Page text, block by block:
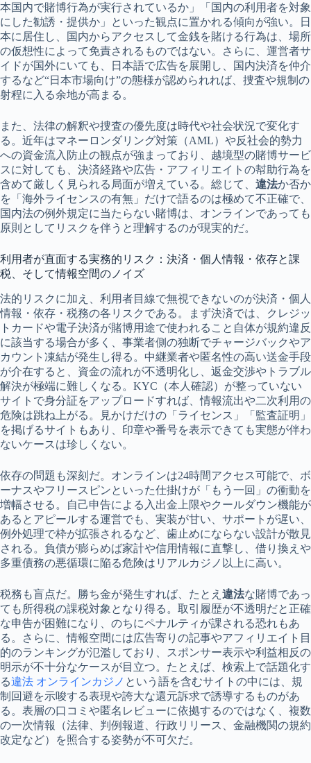
本国内で賭博行為が実行されているか」「国内の利用者を対象
にした勧誘・提供か」といった観点に置かれる傾向が強い。日
本に居住し、国内からアクセスして金銭を賭ける行為は、場所
の仮想性によって免責されるものではない。さらに、運営者サ
イドが国外にいても、日本語で広告を展開し、国内決済を仲介
するなど“日本市場向け”の態様が認められれば、捜査や規制の
射程に入る余地が高まる。
また、法律の解釈や捜査の優先度は時代や社会状況で変化す
る。近年はマネーロンダリング対策（AML）や反社会的勢力
への資金流入防止の観点が強まっており、越境型の賭博サービ
スに対しても、決済経路や広告・アフィリエイトの幇助行為を
含めて厳しく見られる局面が増えている。総じて、 違法か否か
を「海外ライセンスの有無」だけで語るのは極めて不正確で、
国内法の例外規定に当たらない賭博は、オンラインであっても
原則としてリスクを伴うと理解するのが現実的だ。
利用者が直面する実務的リスク：決済・個人情報・依存と課
税、そして情報空間のノイズ
法的リスクに加え、利用者目線で無視できないのが決済・個人
情報・依存・税務の各リスクである。まず決済では、クレジッ
トカードや電子決済が賭博用途で使われること自体が規約違反
に該当する場合が多く、事業者側の独断でチャージバックやア
カウント凍結が発生し得る。中継業者や匿名性の高い送金手段
が介在すると、資金の流れが不透明化し、返金交渉やトラブル
解決が極端に難しくなる。KYC（本人確認）が整っていない
サイトで身分証をアップロードすれば、情報流出や二次利用の
危険は跳ね上がる。見かけだけの「ライセンス」「監査証明」
を掲げるサイトもあり、印章や番号を表示できても実態が伴わ
ないケースは珍しくない。
依存の問題も深刻だ。オンラインは24時間アクセス可能で、ボ
ーナスやフリースピンといった仕掛けが「もう一回」の衝動を
増幅させる。自己申告による入出金上限やクールダウン機能が
あるとアピールする運営でも、実装が甘い、サポートが遅い、
例外処理で枠が拡張されるなど、歯止めにならない設計が散見
される。負債が膨らめば家計や信用情報に直撃し、借り換えや
多重債務の悪循環に陥る危険はリアルカジノ以上に高い。
税務も盲点だ。勝ち金が発生すれば、たとえ 違法な賭博であっ
ても所得税の課税対象となり得る。取引履歴が不透明だと正確
な申告が困難になり、のちにペナルティが課される恐れもあ
る。さらに、情報空間には広告寄りの記事やアフィリエイト目
的のランキングが氾濫しており、スポンサー表示や利益相反の
明示が不十分なケースが目立つ。たとえば、検索上で話題化す
る違法 オンラインカジノ という語を含むサイトの中には、規
制回避を示唆する表現や誇大な還元訴求で誘導するものがあ
る。表層の口コミや匿名レビューに依拠するのではなく、複数
の一次情報（法律、判例報道、行政リリース、金融機関の規約
改定など）を照合する姿勢が不可欠だ。